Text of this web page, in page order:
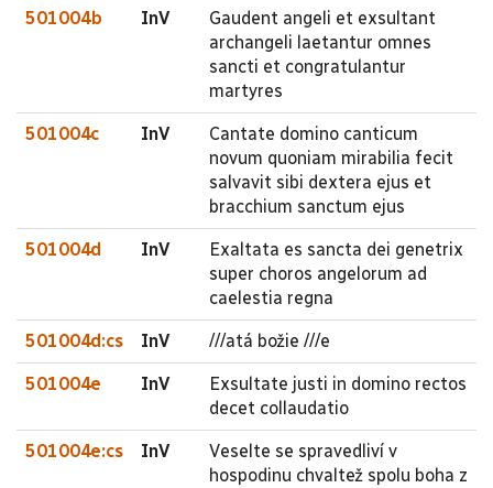
501004b InV
Gaudent angeli et exsultant
archangeli laetantur omnes
sancti et congratulantur
martyres
501004c InV
Cantate domino canticum
novum quoniam mirabilia fecit
salvavit sibi dextera ejus et
bracchium sanctum ejus
501004d InV
Exaltata es sancta dei genetrix
super choros angelorum ad
caelestia regna
501004d:cs InV ///atá božie ///e
501004e InV
Exsultate justi in domino rectos
decet collaudatio
501004e:cs InV
Veselte se spravedliví v
hospodinu chvaltež spolu boha z